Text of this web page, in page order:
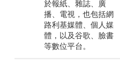
於報紙、雜誌、廣
播、電視，也包括網
路利基媒體、個人媒
體，以及谷歌、臉書
等數位平台。